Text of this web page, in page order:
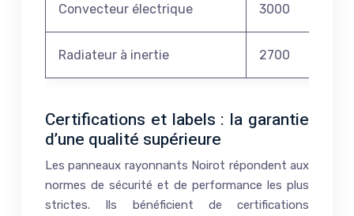
Convecteur électrique 3000
Radiateur à inertie 2700
Certifications et labels : la garantie
d’une qualité supérieure
Les panneaux rayonnants Noirot répondent aux
normes de sécurité et de performance les plus
strictes. Ils bénéficient de certifications